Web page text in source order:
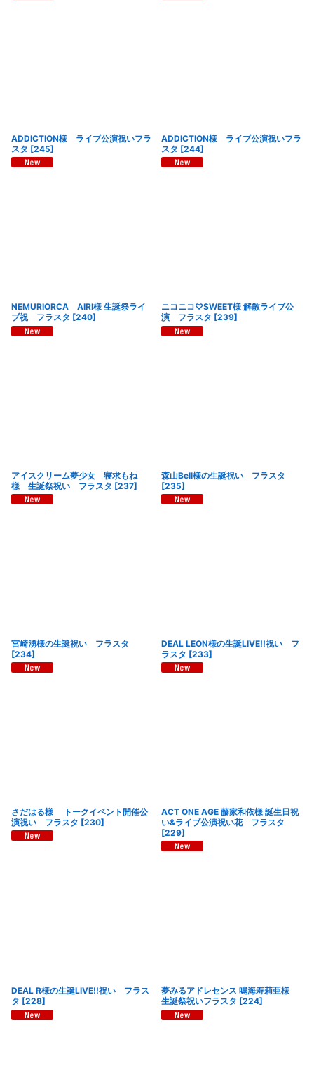
ADDICTION様 ライブ公演祝いフラ
スタ [245]
ADDICTION様 ライブ公演祝いフラ
スタ [244]
NEMURIORCA AIRI様 生誕祭ライ
ブ祝 フラスタ [240]
ニコニコ♡SWEET様 解散ライブ公
演 フラスタ [239]
アイスクリーム夢少女 寝求もね
様 生誕祭祝い フラスタ [237]
森山Bell様の生誕祝い フラスタ
[235]
宮崎湧様の生誕祝い フラスタ
[234]
DEAL LEON様の生誕LIVE!!祝い フ
ラスタ [233]
さだはる様 トークイベント開催公
演祝い フラスタ [230]
ACT ONE AGE 藤家和依様 誕生日祝
い&ライブ公演祝い花 フラスタ
[229]
DEAL R様の生誕LIVE!!祝い フラス
タ [228]
夢みるアドレセンス 鳴海寿莉亜様
生誕祭祝いフラスタ [224]